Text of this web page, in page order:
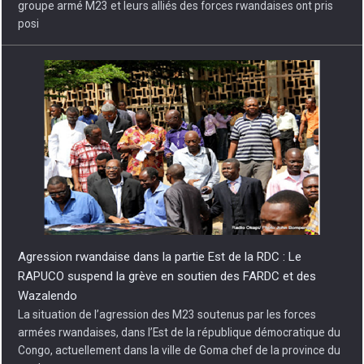
armées rwandaises, dans l’Est de la république démocratique du
Congo, actuellement dans la ville de Goma chef de la province du
nord
Mobilisation de la finance climatique en Afrique centrale : Les
technologies de pointe pour les PSE
Pour mobiliser la finance climatique nationale, régionale et
internationale pour le déploiement des paiements pour services
environnementaux (PSE) en Afrique centrale, Ministres ayant en